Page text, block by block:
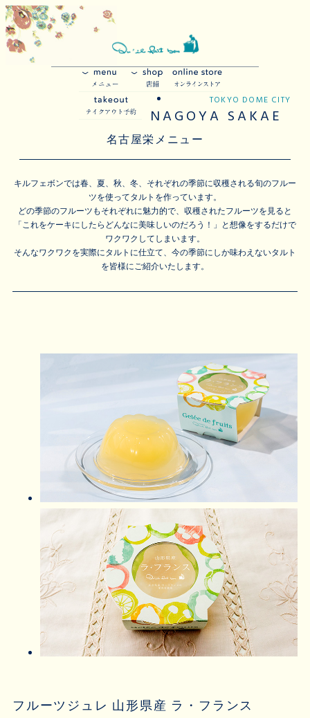
TOKYO DOME CITY
NAGOYA SAKAE
名古屋栄メニュー
キルフェボンでは春、夏、秋、冬、それぞれの季節に収穫される旬のフルー
ツを使ってタルトを作っています。
どの季節のフルーツもそれぞれに魅力的で、収穫されたフルーツを見ると
「これをケーキにしたらどんなに美味しいのだろう！」と想像をするだけで
ワクワクしてしまいます。
そんなワクワクを実際にタルトに仕立て、今の季節にしか味わえないタルト
を皆様にご紹介いたします。
フルーツジュレ 山形県産 ラ・フランス